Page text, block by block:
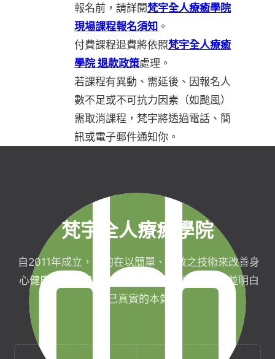
報名前，請詳閱梵宇全人療癒學院
現場課程報名須知 。
付費課程退費將依照梵宇全人療癒
學院 退款政策處理。
若課程有異動、需延後、因報名人
數不足或不可抗力因素（如颱風）
需取消課程，梵宇將透過電話、簡
訊或電子郵件通知你。
梵宇全人療癒學院
自2011年成立，目的在以簡單、有效之技術來改善身
心健康，協助完成生命目標與實現靈性生活，並明白
自己真實的本質。